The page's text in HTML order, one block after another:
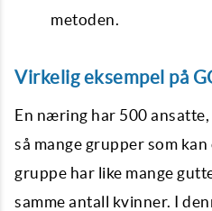
metoden.
Virkelig eksempel på
En næring har 500
så mange grupper som
gruppe har like mange
samme antall kvinner. I